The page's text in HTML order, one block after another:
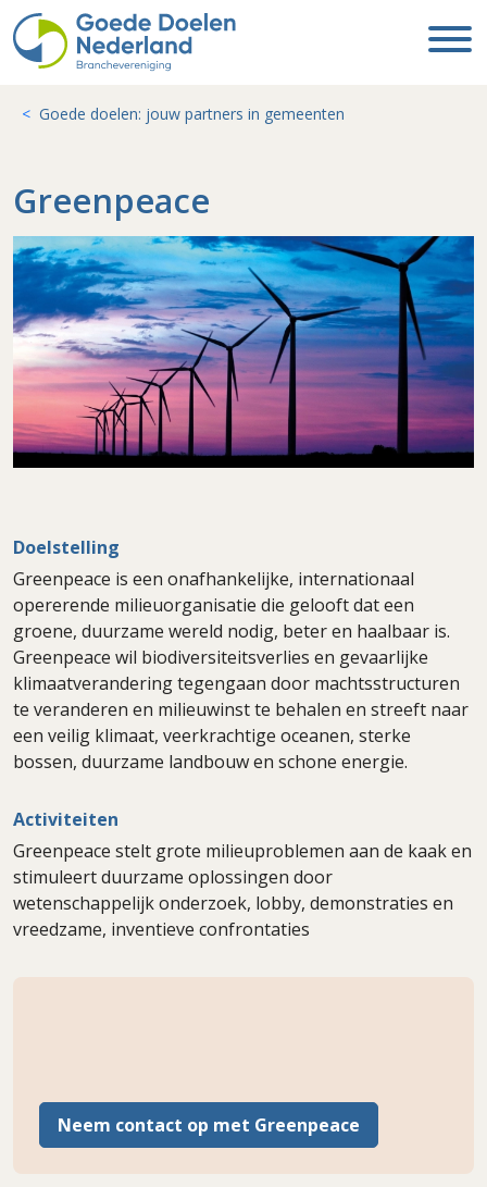
Goede doelen: jouw partners in gemeenten
Greenpeace
Doelstelling
Greenpeace is een onafhankelijke, internationaal
opererende milieuorganisatie die gelooft dat een
groene, duurzame wereld nodig, beter en haalbaar is.
Greenpeace wil biodiversiteitsverlies en gevaarlijke
klimaatverandering tegengaan door machtsstructuren
te veranderen en milieuwinst te behalen en streeft naar
een veilig klimaat, veerkrachtige oceanen, sterke
bossen, duurzame landbouw en schone energie.
Activiteiten
Greenpeace stelt grote milieuproblemen aan de kaak en
stimuleert duurzame oplossingen door
wetenschappelijk onderzoek, lobby, demonstraties en
vreedzame, inventieve confrontaties
Neem contact op met Greenpeace